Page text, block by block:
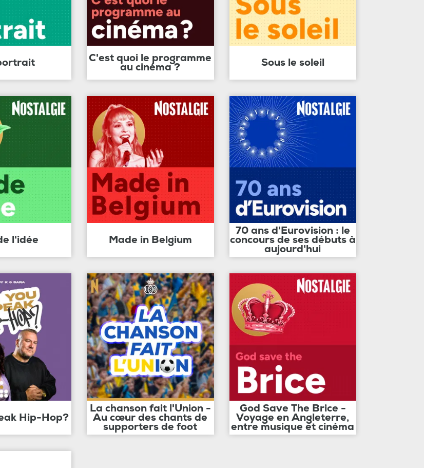
C'est quoi le programme
au cinéma ? Sous le soleil
l'idée Made in Belgium
70 ans d'Eurovision : le
concours de ses débuts à
aujourd'hui
Hip-Hop?
La chanson fait l'Union -
Au cœur des chants de
supporters de foot
God Save The Brice -
Voyage en Angleterre,
entre musique et cinéma